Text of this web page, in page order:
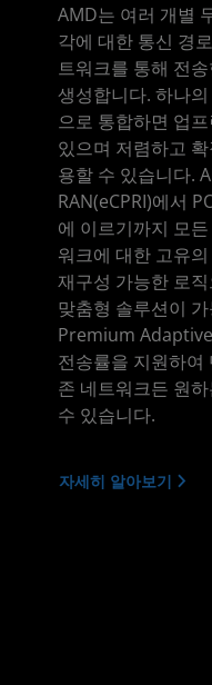
AMD는 여러 개별
각에 대한 통신 경
트워크를 통해 전
생성합니다. 하나
으로 통합하면 업
있으며 저렴하고
용할 수 있습니다.
RAN(eCPRI)에서
에 이르기까지 모
워크에 대한 고유
재구성 가능한 로
맞춤형 솔루션이
Premium
전송률을 지원하여
존 네트워크든 원
수 있습니다.
자세히 알아보기